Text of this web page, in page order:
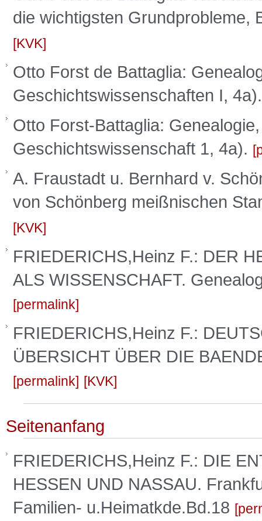
die wichtigsten Grundprobleme,
KVK
Otto Forst de Battaglia:
Geschichtswissenschaften I,
Otto Forst-Battaglia:
Geschichtswissenschaft 1, 4a).
A. Fraustadt u. Bernhard v.
von Schönberg meißnischen
KVK
FRIEDERICHS,Heinz F.: DER
ALS WISSENSCHAFT.
permalink
FRIEDERICHS,Heinz F.:
ÜBERSICHT ÜBER DIE
permalink KVK
Seitenanfang
FRIEDERICHS,Heinz F.: DIE
HESSEN UND NASSAU.
Familien- u.Heimatkde.Bd.18